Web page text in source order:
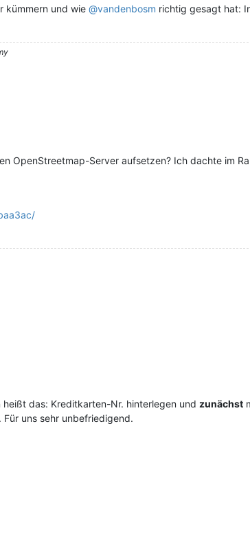
kümmern und wie @vandenbosm richtig gesagt hat:
OpenStreetmap-Server aufsetzen? Ich dachte im
das: Kreditkarten-Nr. hinterlegen und zunächst
uns sehr unbefriedigend.